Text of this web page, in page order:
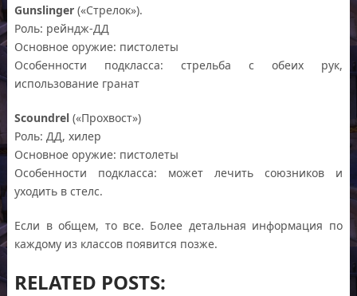
Gunslinger(«Стрелок»).
Роль: рейндж-ДД
Основное оружие: пистолеты
Особенности подкласса: стрельба с обеих рук,
использование гранат
Scoundrel («Прохвост»)
Роль: ДД, хилер
Основное оружие: пистолеты
Особенности подкласса: может лечить союзников и
уходить в стелс.
Если в общем, то все. Более детальная информация по
каждому из классов появится позже.
RELATED POSTS: